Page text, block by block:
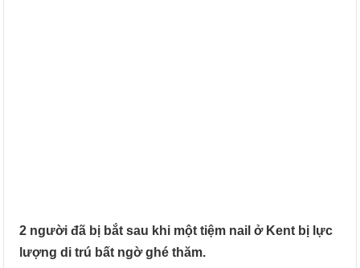
2 người đã bị bắt sau khi một tiệm nail ở Kent bị lực
lượng di trú bất ngờ ghé thăm.